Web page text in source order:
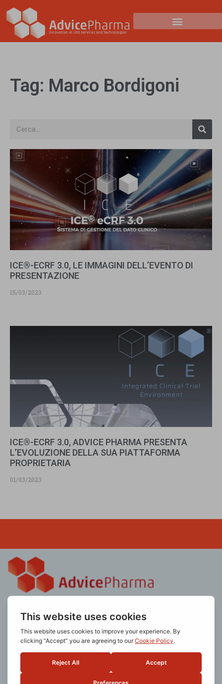
Tag: Marco Bordigoni
ICE®-ECRF 3.0, LE IMMAGINI DELL’EVENTO DI
PRESENTAZIONE
15/03/2023
ICE®-ECRF 3.0, ADVICE PHARMA PRESENTA
L’EVOLUZIONE DELLA SUA PIATTAFORMA
PROPRIETARIA
01/03/2023
AdvicePharma è una società italiana che sviluppa servizi e
medico-scientifico. La mission aziendale è sviluppare e
fornire servizi di qualità attraverso la selezione delle
migliori risorse tecnologiche e professionali.